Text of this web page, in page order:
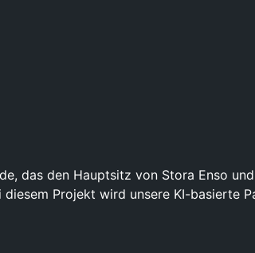
das den Hauptsitz von Stora Enso
Projekt wird unsere KI-basierte